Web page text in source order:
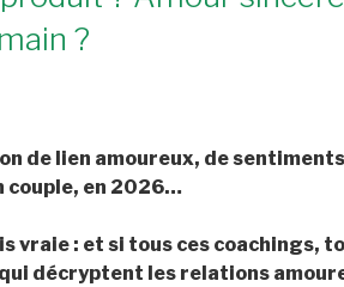
?
de lien amoureux, de sentiments
couple, en 2026…
vraie : et si tous ces coachings,
décryptent les relations